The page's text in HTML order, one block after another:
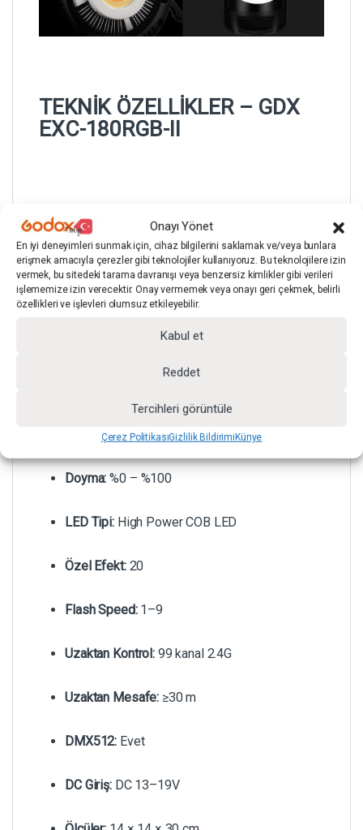
Onayı Yönet
En iyi deneyimleri sunmak için, cihaz bilgilerini saklamak ve/veya bunlara
erişmek amacıyla çerezler gibi teknolojiler kullanıyoruz. Bu teknolojilere izin
vermek, bu sitedeki tarama davranışı veya benzersiz kimlikler gibi verileri
işlememize izin verecektir. Onay vermemek veya onayı geri çekmek, belirli
özellikleri ve işlevleri olumsuz etkileyebilir.
Kabul et
Reddet
Tercihleri görüntüle
Çerez PolitikasıGizlilik BildirimiKünye
TEKNİK ÖZELLİKLER – GDX
EXC-180RGB-II
Model:
Güç:180W
Renk Sıcaklığı:2700–6500K ±200K
Dimmer:%0 – %100
Doyma: %0 – %100
LED Tipi:High Power COB LED
Özel Efekt:20
Flash Speed:1–9
Uzaktan Kontrol:99 kanal 2.4G
Uzaktan Mesafe: ≥30 m
DMX512: Evet
DC Giriş:DC 13–19V